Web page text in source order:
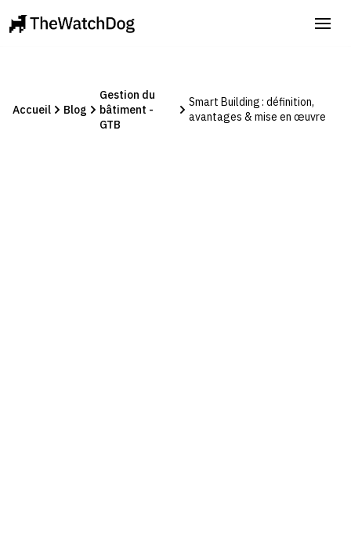
Accueil Blog
Gestion du
bâtiment -
GTB
Smart Building : définition,
avantages & mise en œuvre